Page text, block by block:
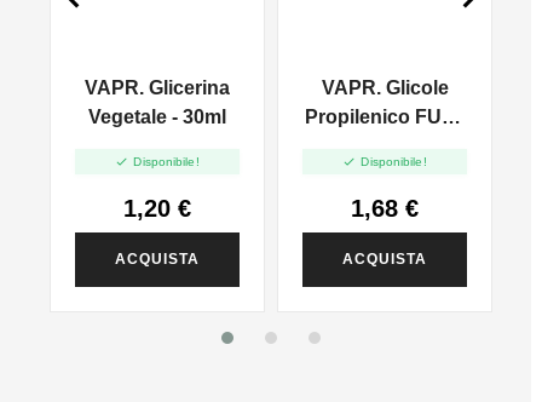
VAPR. Glicerina
Vegetale - 30ml
 Disponibile!
1,20 €
ACQUISTA
VAPR. Glicole
Propilenico FULL
 Disponibile!
1,68 €
ACQUISTA